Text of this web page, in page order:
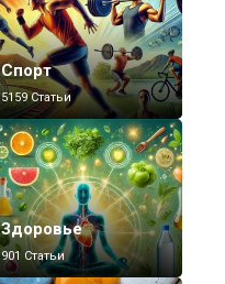
Спорт
5159 Статьи
Здоровье
901 Статьи